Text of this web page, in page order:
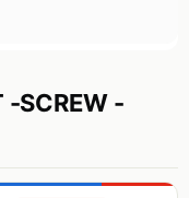
-SCREW -